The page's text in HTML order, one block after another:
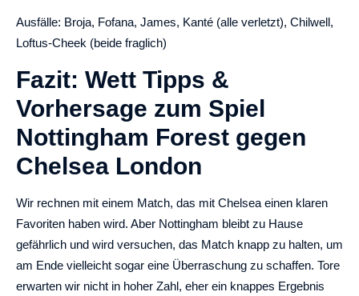
Ausfälle: Broja, Fofana, James, Kanté (alle verletzt), Chilwell,
Loftus-Cheek (beide fraglich)
Fazit: Wett Tipps &
Vorhersage zum Spiel
Nottingham Forest gegen
Chelsea London
Wir rechnen mit einem Match, das mit Chelsea einen klaren
Favoriten haben wird. Aber Nottingham bleibt zu Hause
gefährlich und wird versuchen, das Match knapp zu halten, um
am Ende vielleicht sogar eine Überraschung zu schaffen. Tore
erwarten wir nicht in hoher Zahl, eher ein knappes Ergebnis